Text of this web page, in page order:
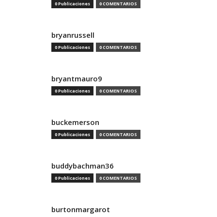
0 Publicaciones 0 COMENTARIOS
bryanrussell
0 Publicaciones 0 COMENTARIOS
bryantmauro9
0 Publicaciones 0 COMENTARIOS
buckemerson
0 Publicaciones 0 COMENTARIOS
buddybachman36
0 Publicaciones 0 COMENTARIOS
burtonmargarot